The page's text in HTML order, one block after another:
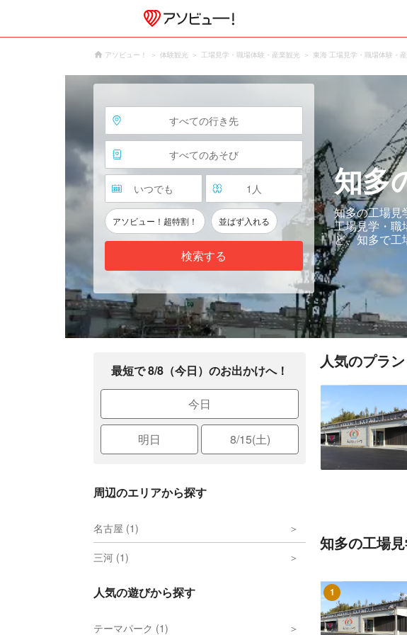
アソビュー！ 体験観光 工場見学・職場体験・産業観光 東海 工場見学・職場体験・
すべての行き先
すべてのあそび
いつでも 1 人
アソビュー！超特割！ 並ばず入れる
検索する
知多
知多の工場見
工場見学・職
ど、知多で工
最短で 8/8（今日）のお出かけへ！
今日
明日 8/15(土)
周辺のエリアから探す
名古屋 (1)
三河 (1)
人気の遊びから探す
テーマパーク (1)
人気のプラン
知多の工場
1